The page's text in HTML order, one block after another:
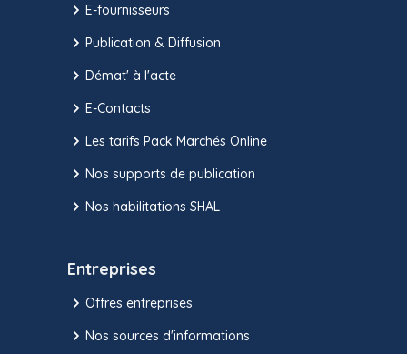
E-fournisseurs
Publication & Diffusion
Démat' à l'acte
E-Contacts
Les tarifs Pack Marchés Online
Nos supports de publication
Nos habilitations SHAL
Entreprises
Offres entreprises
Nos sources d'informations